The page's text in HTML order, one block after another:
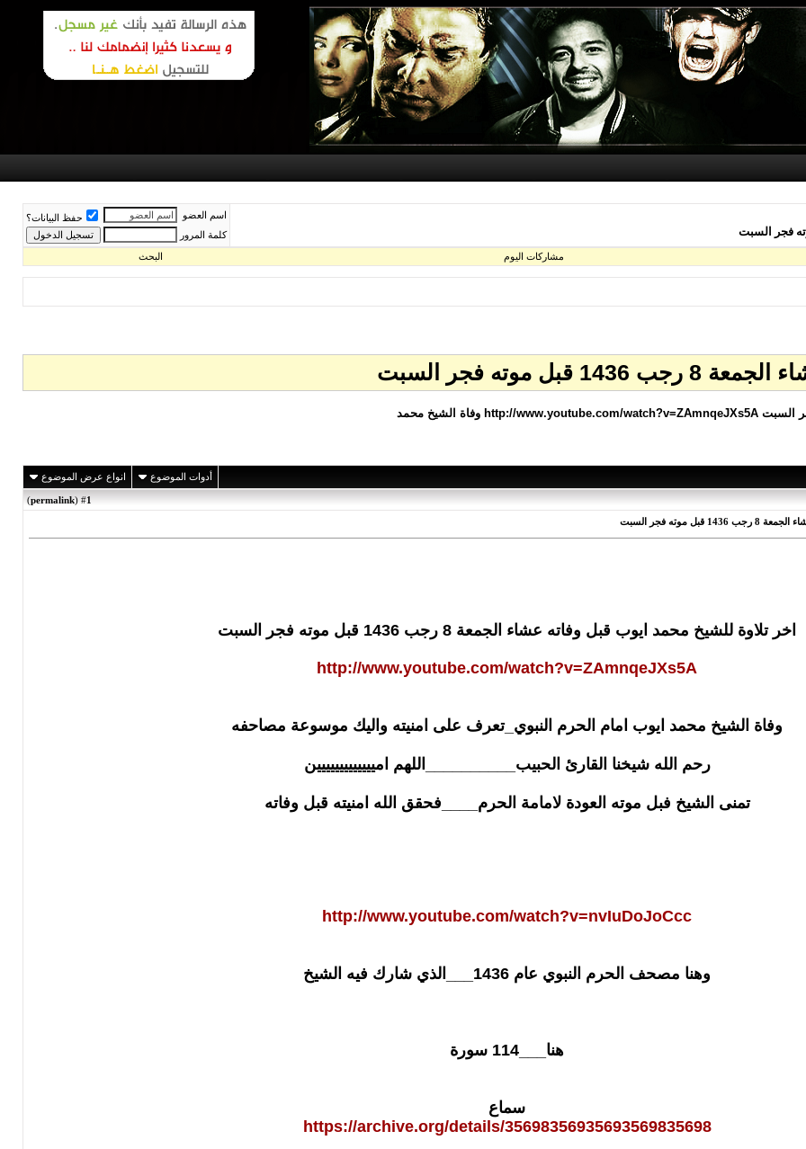
اسم العضو
حفظ البيانات؟
كلمة المرور
مشاركات اليوم البحث
موته فجر السبت
أدوات الموضوع انواع عرض الموضوع
1
(
permalink
)
موته فجر السبت
اخر تلاوة للشيخ محمد ايوب قبل وفاته عشاء الجمعة 8 رجب 1436 قبل موته فجر السبت
http://www.youtube.com/watch?v=ZAmnqeJXs5A
وفاة الشيخ محمد ايوب امام الحرم النبوي_تعرف على امنيته واليك موسوعة مصاحفه
رحم الله شيخنا القارئ الحبيب__________اللهم امييييييييييييين
تمنى الشيخ فبل موته العودة لامامة الحرم____فحقق الله امنيته قبل وفاته
http://www.youtube.com/watch?v=nvIuDoJoCcc
وهنا مصحف الحرم النبوي عام 1436___الذي شارك فيه الشيخ
هنا___114 سورة
سماع
https://archive.org/details/35698356935693569835698